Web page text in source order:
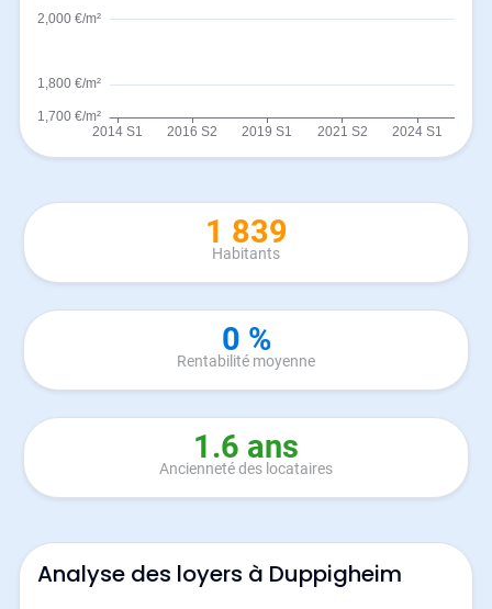
1 839
Habitants
0 %
Rentabilité moyenne
1.6 ans
Ancienneté des locataires
Analyse des loyers à Duppigheim